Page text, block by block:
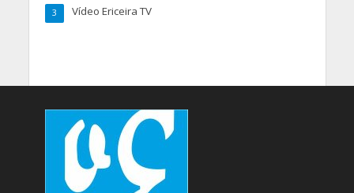
Vídeo Ericeira TV
3